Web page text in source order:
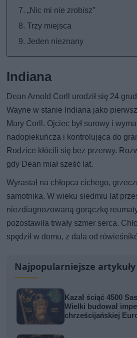
„Nic mi nie zrobisz”
Trzy miejsca
Jeden nieznany
Indiana
Dean Arnold Corll urodził się 24
Wayne w stanie Indiana jako
Mary Corll. Ojciec był surowy i
nadopiekuńcza i kontrolująca do
Rodzice kłócili się bez przerwy.
gdy Dean miał sześć lat.
Wyrastał na chłopca cichego,
samotnika. W wieku siedmiu lat
niezdiagnozowaną gorączkę
pozostawiła trwały szmer serca.
spędził w domu, z dala od
Najpopularniejsze artykuły
Kazał ściąć 4500
Wielki budował
chrześcijańskiej